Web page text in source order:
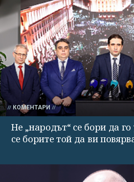
КОМЕНТАРИ
Не „народът“ се бори да
се борите той да ви